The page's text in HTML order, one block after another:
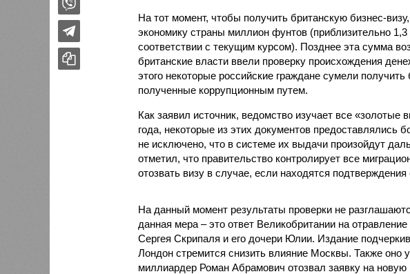
На тот момент, чтобы получить британскую бизнес-
экономику страны миллион фунтов (приблизительно
соответствии с текущим курсом). Позднее эта сумма
британские власти ввели проверку происхождения
этого некоторые российские граждане сумели получить
полученные коррупционным путем.
Как заявил источник, ведомство изучает все
года, некоторые из этих документов предоставлялись
не исключено, что в системе их выдачи произойдут
отметил, что правительство контролирует все
отозвать визу в случае, если находятся
На данный момент результаты проверки не
данная мера – это ответ Великобритании на
Сергея Скрипаля и его дочери Юлии. Издание
Лондон стремится снизить влияние Москвы. Также оно
миллиардер Роман Абрамович отозвал заявку на новую